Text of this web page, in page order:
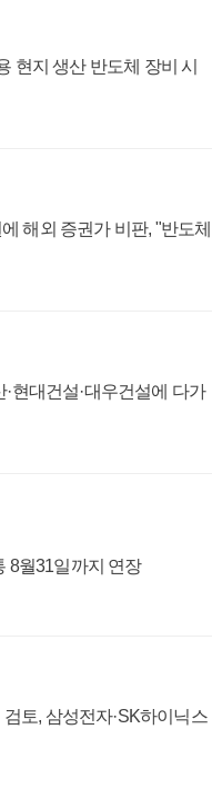
현지 생산 반도체 장비 시
해외 증권가 비판, "반도체
현대건설·대우건설에 다가
8월31일까지 연장
토, 삼성전자·SK하이닉스